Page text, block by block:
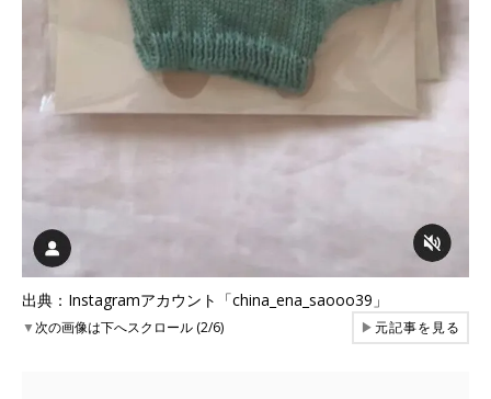
出典：Instagramアカウント「china_ena_saooo39」
▼次の画像は下へスクロール (2/6) ▶元記事を見る